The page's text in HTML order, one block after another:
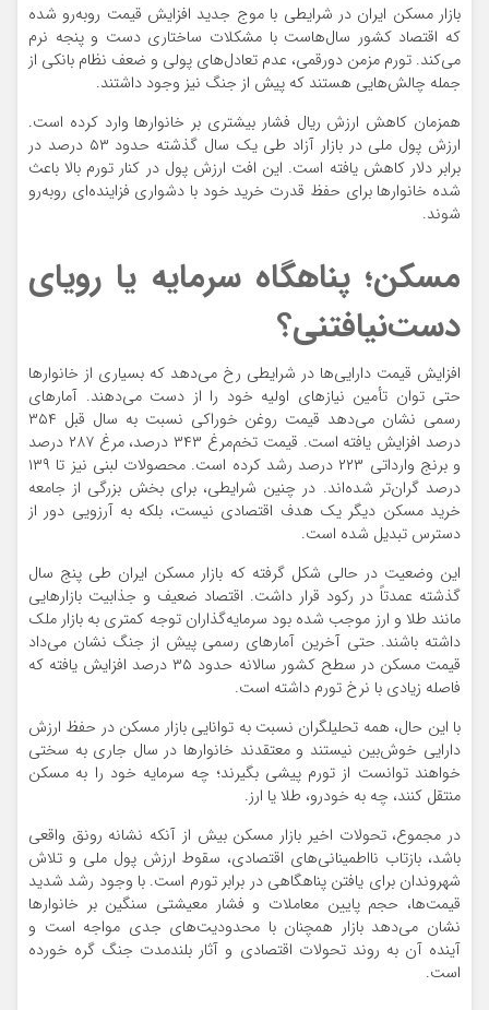
بازار مسکن ایران در شرایطی با موج جدید افزایش قیمت روبه‌رو شده
که اقتصاد کشور سال‌هاست با مشکلات ساختاری دست و پنجه نرم
می‌کند. تورم مزمن دورقمی، عدم تعادل‌های پولی و ضعف نظام بانکی از
جمله چالش‌هایی هستند که پیش از جنگ نیز وجود داشتند.
همزمان کاهش ارزش ریال فشار بیشتری بر خانوارها وارد کرده است.
ارزش پول ملی در بازار آزاد طی یک سال گذشته حدود ۵۳ درصد در
برابر دلار کاهش یافته است. این افت ارزش پول در کنار تورم بالا باعث
شده خانوارها برای حفظ قدرت خرید خود با دشواری فزاینده‌ای روبه‌رو
شوند.
مسکن؛ پناهگاه سرمایه یا رویای
دست‌نیافتنی؟
افزایش قیمت دارایی‌ها در شرایطی رخ می‌دهد که بسیاری از خانوارها
حتی توان تأمین نیازهای اولیه خود را از دست می‌دهند. آمارهای
رسمی نشان می‌دهد قیمت روغن خوراکی نسبت به سال قبل ۳۵۴
درصد افزایش یافته است. قیمت تخم‌مرغ ۳۴۳ درصد، مرغ ۲۸۷ درصد
و برنج وارداتی ۲۲۳ درصد رشد کرده است. محصولات لبنی نیز تا ۱۳۹
درصد گران‌تر شده‌اند. در چنین شرایطی، برای بخش بزرگی از جامعه
خرید مسکن دیگر یک هدف اقتصادی نیست، بلکه به آرزویی دور از
دسترس تبدیل شده است.
این وضعیت در حالی شکل گرفته که بازار مسکن ایران طی پنج سال
گذشته عمدتاً در رکود قرار داشت. اقتصاد ضعیف و جذابیت بازارهایی
مانند طلا و ارز موجب شده بود سرمایه‌گذاران توجه کمتری به بازار ملک
داشته باشند. حتی آخرین آمارهای رسمی پیش از جنگ نشان می‌داد
قیمت مسکن در سطح کشور سالانه حدود ۳۵ درصد افزایش یافته که
فاصله زیادی با نرخ تورم داشته است.
با این حال، همه تحلیلگران نسبت به توانایی بازار مسکن در حفظ ارزش
دارایی خوش‌بین نیستند و معتقدند خانوارها در سال جاری به سختی
خواهند توانست از تورم پیشی بگیرند؛ چه سرمایه خود را به مسکن
منتقل کنند، چه به خودرو، طلا یا ارز.
در مجموع، تحولات اخیر بازار مسکن بیش از آنکه نشانه رونق واقعی
باشد، بازتاب نااطمینانی‌های اقتصادی، سقوط ارزش پول ملی و تلاش
شهروندان برای یافتن پناهگاهی در برابر تورم است. با وجود رشد شدید
قیمت‌ها، حجم پایین معاملات و فشار معیشتی سنگین بر خانوارها
نشان می‌دهد بازار همچنان با محدودیت‌های جدی مواجه است و
آینده آن به روند تحولات اقتصادی و آثار بلندمدت جنگ گره خورده
است.